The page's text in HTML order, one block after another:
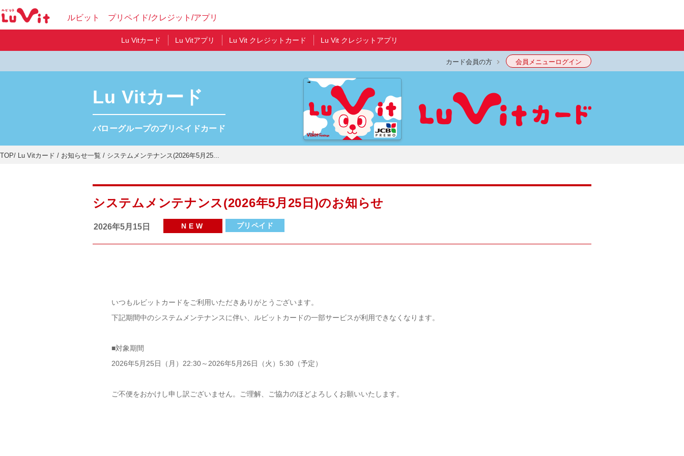
ルビット プリペイド/クレジット/アプリ
Lu Vitカード Lu Vitアプリ Lu Vit クレジットカード Lu Vit クレジットアプリ
カード会員の方 会員メニューログイン
Lu Vitカード
バローグループのプリペイドカード
TOP Lu Vitカード お知らせ一覧 システムメンテナンス(2026年5月25...
システムメンテナンス(2026年5月25日)のお知らせ
2026年5月15日 NEW プリペイド
いつもルビットカードをご利用いただきありがとうございます。
下記期間中のシステムメンテナンスに伴い、ルビットカードの一部サービスが利用できなくなります。
■対象期間
2026年5月25日（月）22:30～2026年5月26日（火）5:30（予定）
ご不便をおかけし申し訳ございません。ご理解、ご協力のほどよろしくお願いいたします。